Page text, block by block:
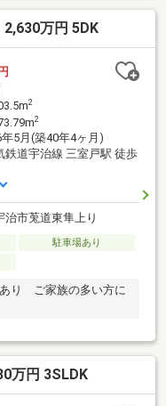
万円 5DK
2
2
年5月(築40年4ヶ月)
鉄道宇治線 三室戸駅 徒歩
治市莵道東隼上り
駐車場あり
り ご家族の多い方に
万円 3SLDK